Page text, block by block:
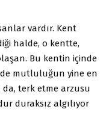
vardır. Kent
halde, o kentte,
Bu kentin içinde
de mutluluğun yine en
da, terk etme arzusu
duraksız algılıyor